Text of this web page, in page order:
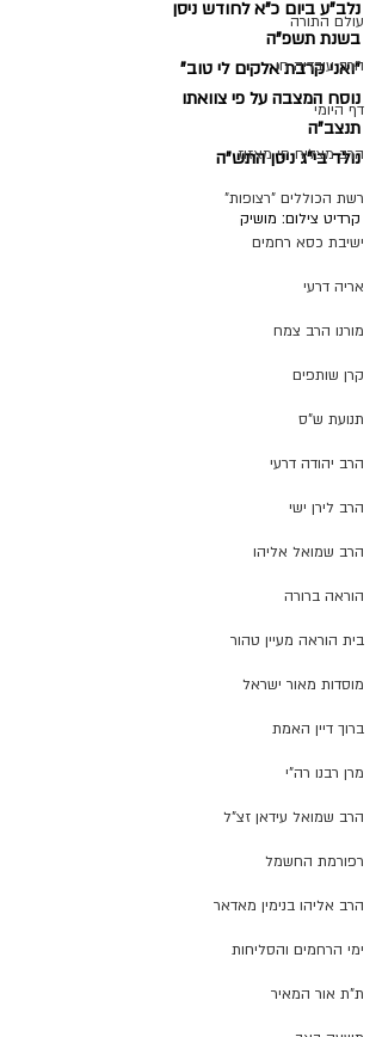
עולם התורה
הרב עובדיה חן
דף היומי
הרב מצליח חי מאזוז
רשת הכוללים "רצופות"
ישיבת כסא רחמים
אריה דרעי
מורנו הרב צמח
קרן שותפים
תנועת ש"ס
הרב יהודה דרעי
הרב לירן ישי
הרב שמואל אליהו
הוראה ברורה
בית הוראה מעיין טהור
מוסדות מאור ישראל
ברוך דיין האמת
מרן רבנו רה"י
הרב שמואל עידאן זצ"ל
רפורמת החשמל
הרב אליהו בנימין מאדאר
ימי הרחמים והסליחות
ת"ת אור המאיר
נלב"ע ביום כ"א לחודש ניסן
בשנת תשפ"ה
"ואני קרבת אלקים לי טוב"
נוסח המצבה על פי צוואתו
תנצב"ה
נולד בי"ג ניסן התש"ה
קרדיט צילום: מושיק